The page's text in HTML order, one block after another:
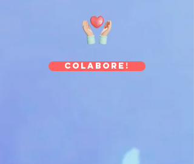
Colabore!